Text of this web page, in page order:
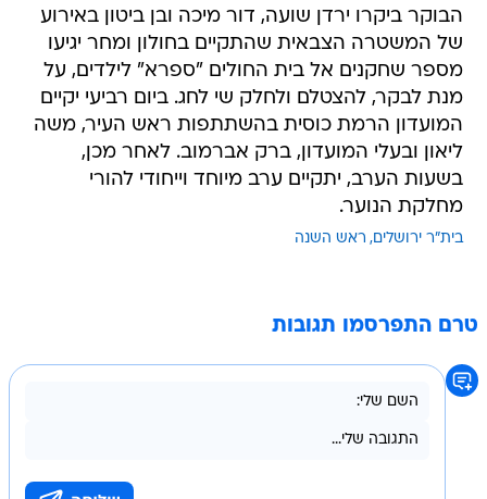
הבוקר ביקרו ירדן שועה, דור מיכה ובן ביטון באירוע
של המשטרה הצבאית שהתקיים בחולון ומחר יגיעו
מספר שחקנים אל בית החולים "ספרא" לילדים, על
מנת לבקר, להצטלם ולחלק שי לחג. ביום רביעי יקיים
המועדון הרמת כוסית בהשתתפות ראש העיר, משה
ליאון ובעלי המועדון, ברק אברמוב. לאחר מכן,
בשעות הערב, יתקיים ערב מיוחד וייחודי להורי
מחלקת הנוער.
בית"ר ירושלים ראש השנה
טרם התפרסמו תגובות